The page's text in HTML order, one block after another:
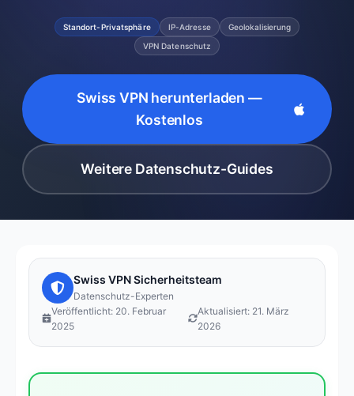
Standort-Privatsphäre IP-Adresse
Geolokalisierung
VPN Datenschutz
Swiss VPN herunterladen —
Kostenlos
Weitere Datenschutz-Guides
Swiss VPN Sicherheitsteam
Datenschutz-Experten
Veröffentlicht: 20. Februar
2025
Aktualisiert: 21. März
2026